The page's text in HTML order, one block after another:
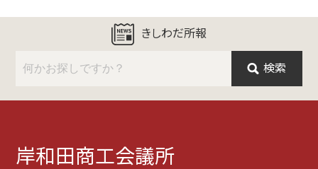
きしわだ所報
検索
岸和田商工会議所